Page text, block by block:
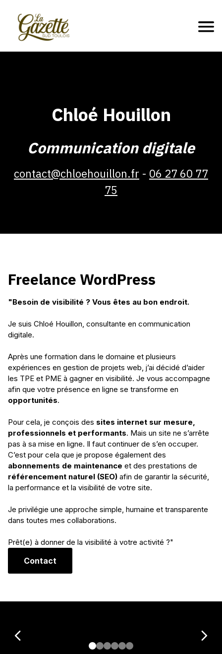
Chloé Houillon
Communication digitale
contact@chloehouillon.fr
06 27 60 77
75
Freelance WordPress
"Besoin de visibilité ? Vous êtes au bon endroit.
opportunités
sites internet sur mesure,
professionnels et performants
abonnements de maintenance
référencement naturel (SEO)